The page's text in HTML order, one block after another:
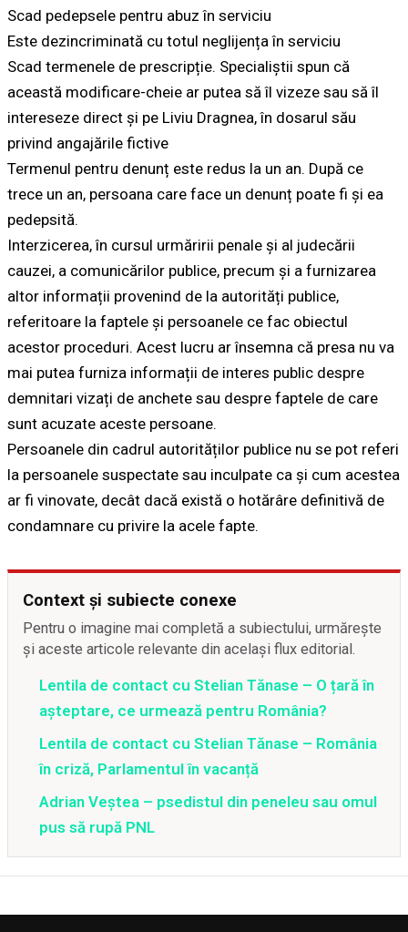
Scad pedepsele pentru abuz în serviciu
Este dezincriminată cu totul neglijența în serviciu
Scad termenele de prescripție. Specialiștii spun că
această modificare-cheie ar putea să îl vizeze sau să îl
intereseze direct și pe Liviu Dragnea, în dosarul său
privind angajările fictive
Termenul pentru denunț este redus la un an. După ce
trece un an, persoana care face un denunț poate fi și ea
pedepsită.
Interzicerea, în cursul urmăririi penale și al judecării
cauzei, a comunicărilor publice, precum și a furnizarea
altor informații provenind de la autorități publice,
referitoare la faptele și persoanele ce fac obiectul
acestor proceduri. Acest lucru ar însemna că presa nu va
mai putea furniza informații de interes public despre
demnitari vizați de anchete sau despre faptele de care
sunt acuzate aceste persoane.
Persoanele din cadrul autorităților publice nu se pot referi
la persoanele suspectate sau inculpate ca și cum acestea
ar fi vinovate, decât dacă există o hotărâre definitivă de
condamnare cu privire la acele fapte.
Context și subiecte conexe
Pentru o imagine mai completă a subiectului, urmărește
și aceste articole relevante din același flux editorial.
Lentila de contact cu Stelian Tănase – O țară în
așteptare, ce urmează pentru România?
Lentila de contact cu Stelian Tănase – România
în criză, Parlamentul în vacanță
Adrian Veștea – psedistul din peneleu sau omul
pus să rupă PNL